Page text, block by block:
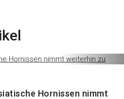
Hornissen nimmt